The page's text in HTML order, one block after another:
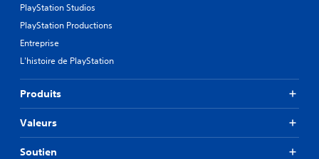
PlayStation Studios
PlayStation Productions
Entreprise
L'histoire de PlayStation
Produits
Valeurs
Soutien